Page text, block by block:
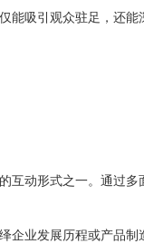
能吸引观众驻足，还
互动形式之一。通过
企业发展历程或产品